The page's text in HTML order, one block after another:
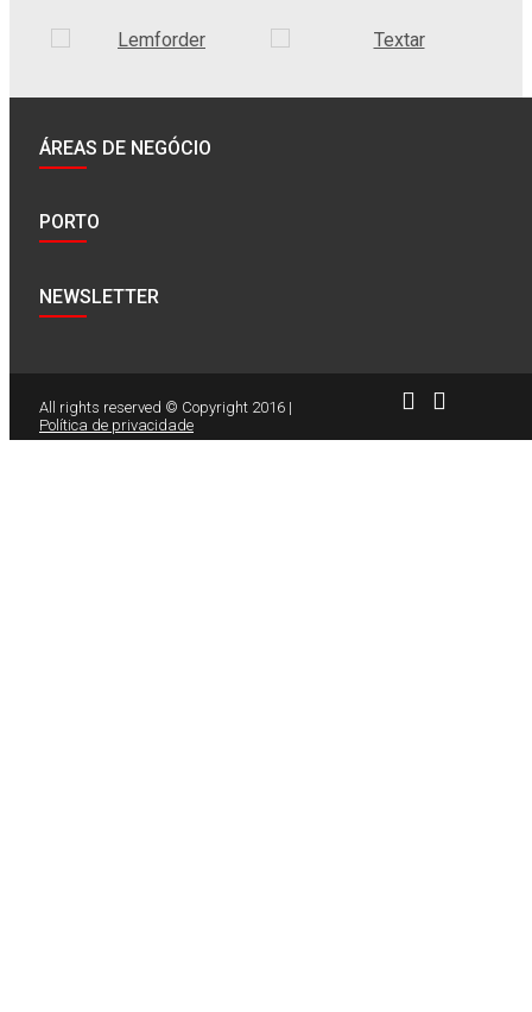
ÁREAS DE NEGÓCIO
PORTO
NEWSLETTER
All rights reserved © Copyright 2016 |
Política de privacidade